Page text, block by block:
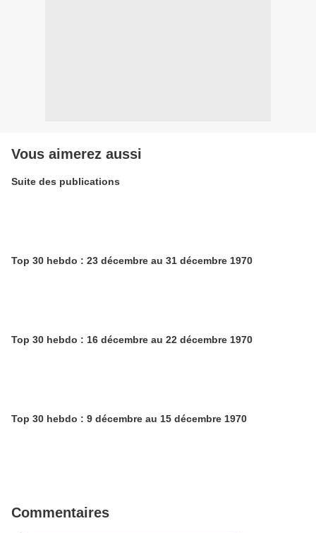
Vous aimerez aussi
Suite des publications
Top 30 hebdo : 23 décembre au 31 décembre 1970
Top 30 hebdo : 16 décembre au 22 décembre 1970
Top 30 hebdo : 9 décembre au 15 décembre 1970
Commentaires